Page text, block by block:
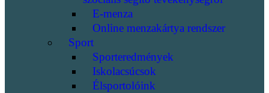
E-menza
Online menzakártya rendszer
Sport
Sporteredmények
Iskolacsúcsok
Élsportolóink